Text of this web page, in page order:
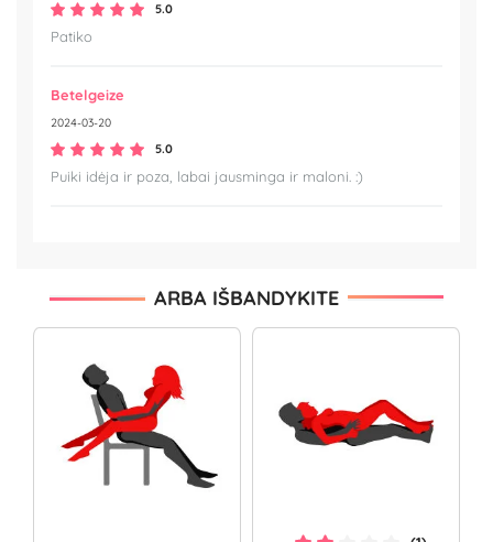
5.0
Patiko
Betelgeize
2024-03-20
5.0
Puiki idėja ir poza, labai jausminga ir maloni. :)
ARBA IŠBANDYKITE